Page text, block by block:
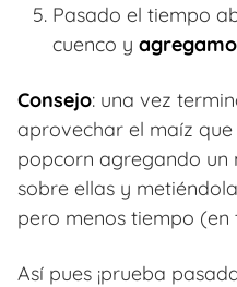
Pasado el tiempo
cuenco y
Consejo: una vez
aprovechar el maíz
popcorn agregando un
sobre ellas y
pero menos tiempo
Así pues ¡prueba